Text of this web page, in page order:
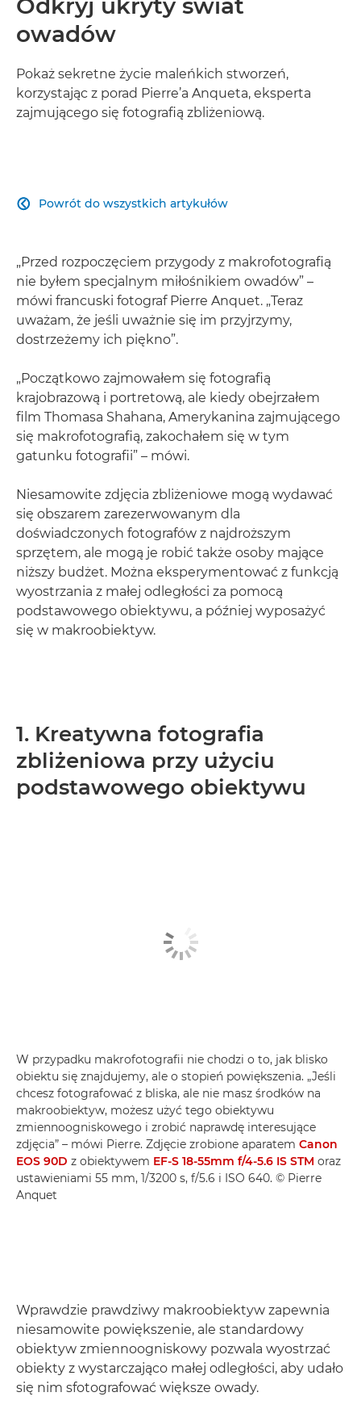
Odkryj ukryty świat
owadów
Pokaż sekretne życie maleńkich stworzeń,
korzystając z porad Pierre’a Anqueta, eksperta
zajmującego się fotografią zbliżeniową.
Powrót do wszystkich artykułów

„Przed rozpoczęciem przygody z makrofotografią
nie byłem specjalnym miłośnikiem owadów” –
mówi francuski fotograf Pierre Anquet. „Teraz
uważam, że jeśli uważnie się im przyjrzymy,
dostrzeżemy ich piękno”.
„Początkowo zajmowałem się fotografią
krajobrazową i portretową, ale kiedy obejrzałem
film Thomasa Shahana, Amerykanina zajmującego
się makrofotografią, zakochałem się w tym
gatunku fotografii” – mówi.
Niesamowite zdjęcia zbliżeniowe mogą wydawać
się obszarem zarezerwowanym dla
doświadczonych fotografów z najdroższym
sprzętem, ale mogą je robić także osoby mające
niższy budżet. Można eksperymentować z funkcją
wyostrzania z małej odległości za pomocą
podstawowego obiektywu, a później wyposażyć
się w makroobiektyw.
1. Kreatywna fotografia
zbliżeniowa przy użyciu
podstawowego obiektywu
W przypadku makrofotografii nie chodzi o to, jak blisko
obiektu się znajdujemy, ale o stopień powiększenia. „Jeśli
chcesz fotografować z bliska, ale nie masz środków na
makroobiektyw, możesz użyć tego obiektywu
zmiennoogniskowego i zrobić naprawdę interesujące
zdjęcia” – mówi Pierre. Zdjęcie zrobione aparatem Canon
EOS 90D z obiektywem EF-S 18-55mm f/4-5.6 IS STM oraz
ustawieniami 55 mm, 1/3200 s, f/5.6 i ISO 640. © Pierre
Anquet
Wprawdzie prawdziwy makroobiektyw zapewnia
niesamowite powiększenie, ale standardowy
obiektyw zmiennoogniskowy pozwala wyostrzać
obiekty z wystarczająco małej odległości, aby udało
się nim sfotografować większe owady.